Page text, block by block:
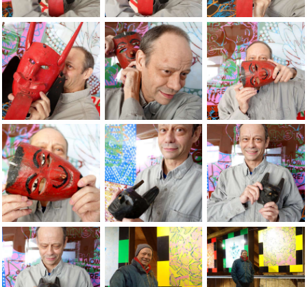
JEAN-PIERRE SERGENT > Ã¢â¬ÅDEATH-LIFE-
JEAN-PIERRE SERGENT >JEAN-PIERRE
JEAN-PIERRE SERGENT > Ã¢â¬ÅDEATH-LIFE-
JEAN-PIERRE SERGENT >JEAN-PIERRE
JEAN-PIERRE SERGENT > Ã¢â¬ÅDEATH-LIFE-
JEAN-PIERRE SERGENT >JEAN-PIERRE